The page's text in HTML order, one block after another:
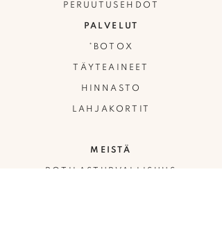
PERUUTUSEHDOT
PALVELUT
*BOTOX
TÄYTEAINEET
HINNASTO
LAHJAKORTIT
MEISTÄ
POTILASTURVALLISUUS